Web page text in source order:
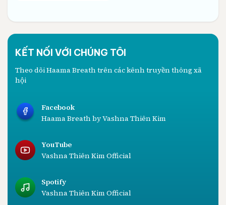
KẾT NỐI VỚI CHÚNG TÔI
Theo dõi Haama Breath trên các kênh truyền thông xã
hội
Facebook
Haama Breath by Vashna Thiên Kim
YouTube
Vashna Thiên Kim Official
Spotify
Vashna Thiên Kim Official